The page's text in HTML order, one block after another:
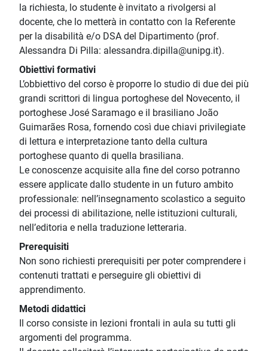
la richiesta, lo studente è invitato a rivolgersi al
docente, che lo metterà in contatto con la Referente
per la disabilità e/o DSA del Dipartimento (prof.
Alessandra Di Pilla: alessandra.dipilla@unipg.it).
Obiettivi formativi
L’obbiettivo del corso è proporre lo studio di due dei più
grandi scrittori di lingua portoghese del Novecento, il
portoghese José Saramago e il brasiliano João
Guimarães Rosa, fornendo così due chiavi privilegiate
di lettura e interpretazione tanto della cultura
portoghese quanto di quella brasiliana.
Le conoscenze acquisite alla fine del corso potranno
essere applicate dallo studente in un futuro ambito
professionale: nell’insegnamento scolastico a seguito
dei processi di abilitazione, nelle istituzioni culturali,
nell’editoria e nella traduzione letteraria.
Prerequisiti
Non sono richiesti prerequisiti per poter comprendere i
contenuti trattati e perseguire gli obiettivi di
apprendimento.
Metodi didattici
Il corso consiste in lezioni frontali in aula su tutti gli
argomenti del programma.